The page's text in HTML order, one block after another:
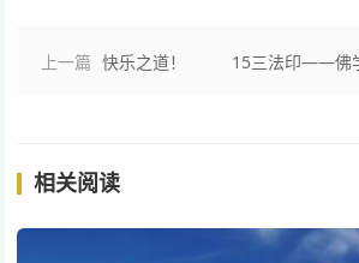
上一篇 快乐之道！ 15三法印——佛
相关阅读